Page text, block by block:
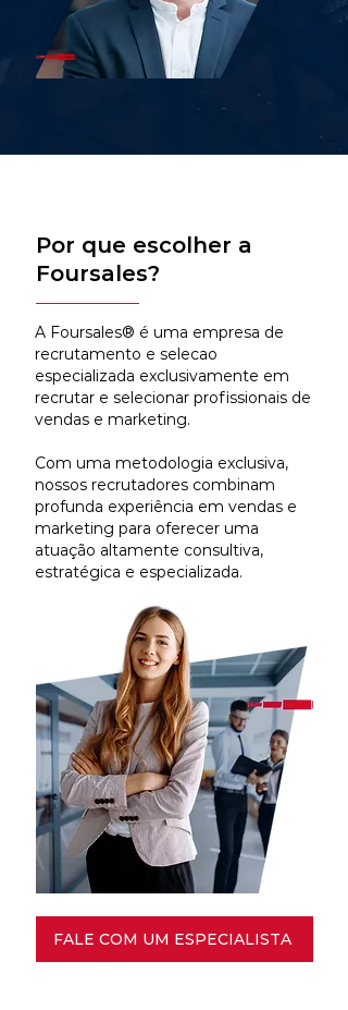
Por que escolher a
Foursales?
A Foursales® é uma empresa de
recrutamento e selecao
especializada exclusivamente em
recrutar e selecionar profissionais de
vendas e marketing.
Com uma metodologia exclusiva,
nossos recrutadores combinam
profunda experiência em vendas e
marketing para oferecer uma
atuação altamente consultiva,
estratégica e especializada.
FALE COM UM ESPECIALISTA